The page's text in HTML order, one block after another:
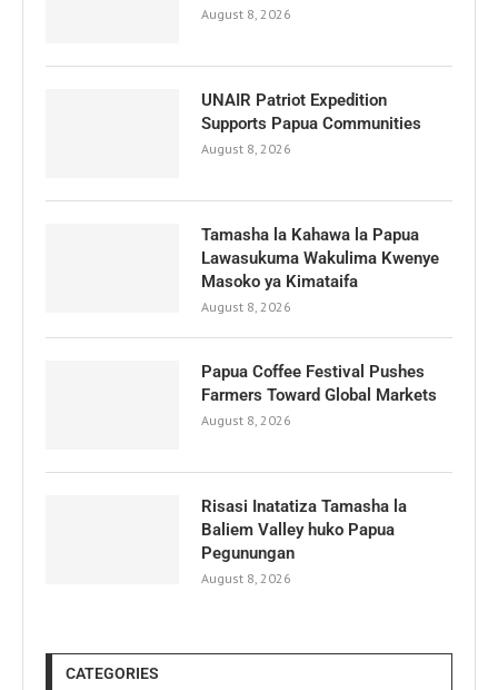
August 8, 2026
UNAIR Patriot Expedition
Supports Papua Communities
August 8, 2026
Tamasha la Kahawa la Papua
Lawasukuma Wakulima Kwenye
Masoko ya Kimataifa
August 8, 2026
Papua Coffee Festival Pushes
Farmers Toward Global Markets
August 8, 2026
Risasi Inatatiza Tamasha la
Baliem Valley huko Papua
Pegunungan
August 8, 2026
CATEGORIES